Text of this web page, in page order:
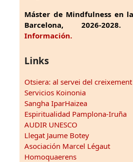
Máster de Mindfulness en
Barcelona, 2026-
Información.
Links
Otsiera: al servei del
Servicios Koinonia
Sangha IparHaizea
Espiritualidad Pamplona-Iruña
AUDIR UNESCO
Llegat Jaume Botey
Asociación Marcel Légaut
Homoquaerens